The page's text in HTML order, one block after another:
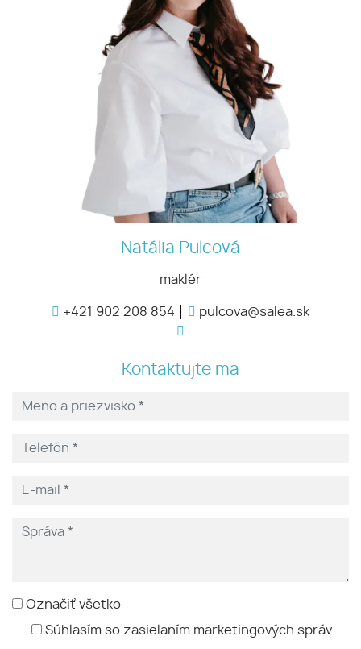
Natália Pulcová
maklér
+421 902 208 854 pulcova@salea.sk
Kontaktujte ma
Označiť všetko
Súhlasím so zasielaním marketingových správ